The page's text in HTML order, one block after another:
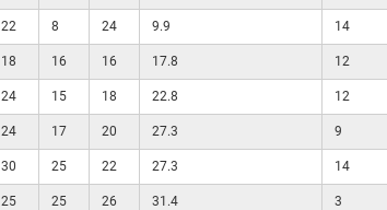
22 8 24 9.9 14
18 16 16 17.8 12
24 15 18 22.8 12
24 17 20 27.3 9
30 25 22 27.3 14
25 25 26 31.4 3